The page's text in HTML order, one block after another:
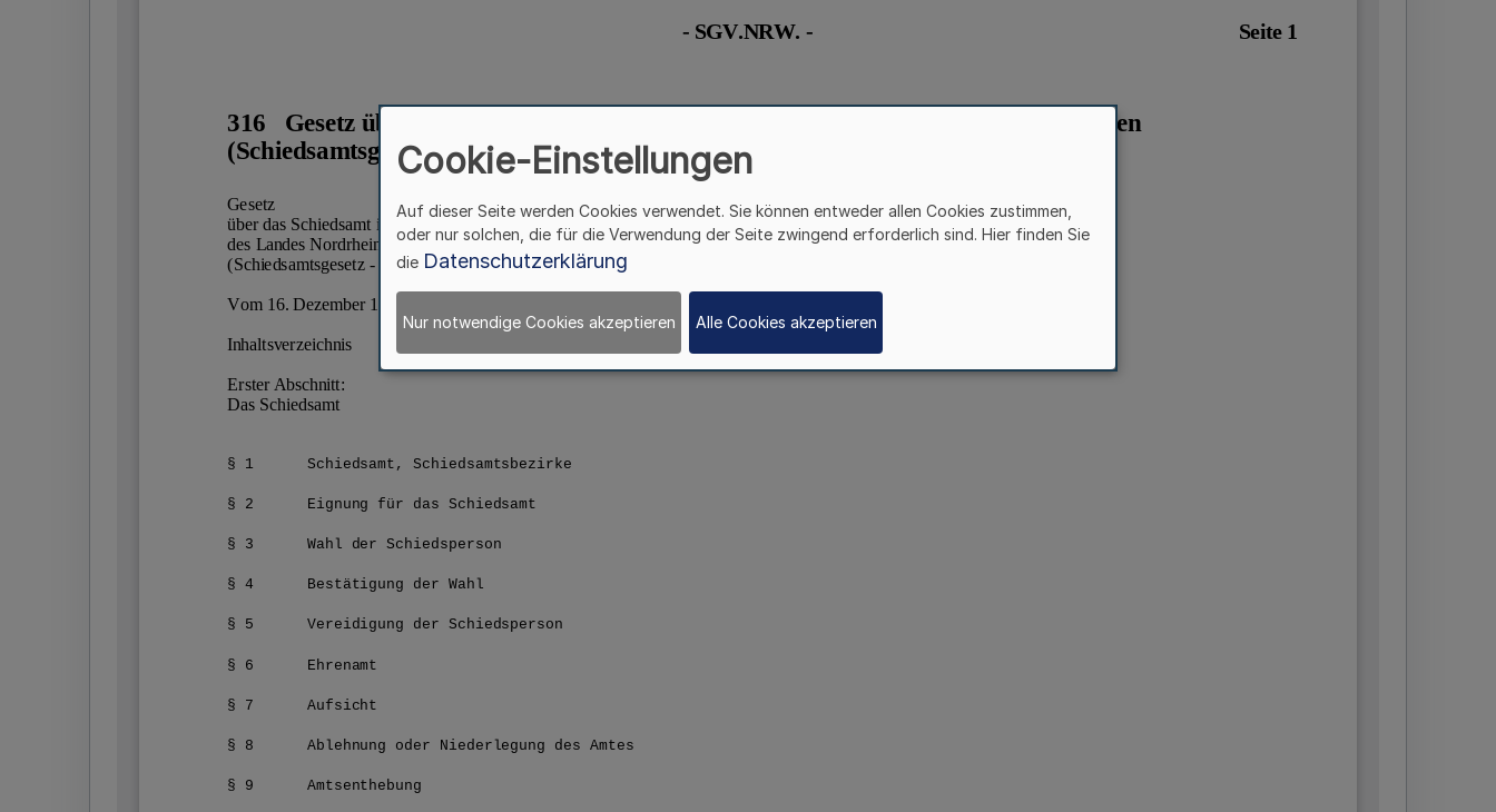
Cookie-Einstellungen
Auf dieser Seite werden Cookies verwendet. Sie können entweder allen Cookies zustimmen,
oder nur solchen, die für die Verwendung der Seite zwingend erforderlich sind. Hier finden Sie
die Datenschutzerklärung
Nur notwendige Cookies akzeptieren Alle Cookies akzeptieren